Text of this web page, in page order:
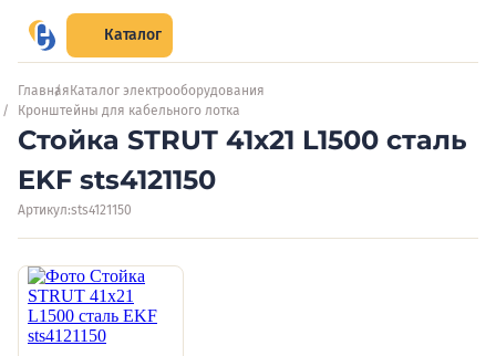
Каталог
Главная Каталог электрооборудования
Кронштейны для кабельного лотка
Стойка STRUT 41х21 L1500 сталь
EKF sts4121150
Артикул:sts4121150